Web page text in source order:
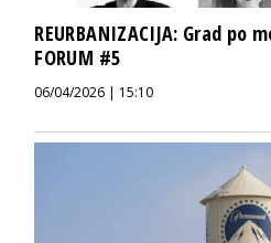
REURBANIZACIJA: Grad po
FORUM #5
06/04/2026 | 15:10